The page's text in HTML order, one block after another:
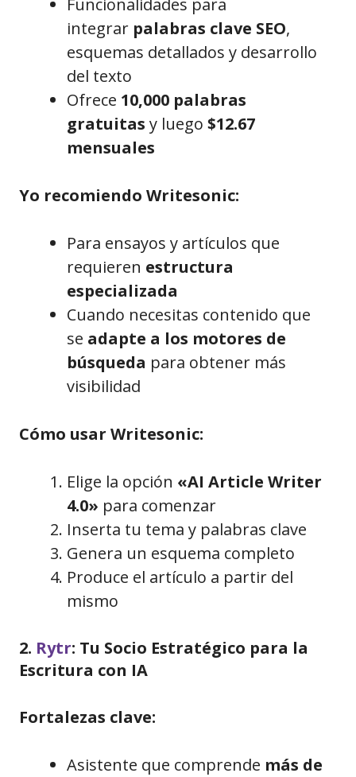
Funcionalidades para
integrar palabras clave SEO,
esquemas detallados y desarrollo
del texto
Ofrece 10,000 palabras
gratuitas y luego $12.67
mensuales
Yo recomiendo Writesonic:
Para ensayos y artículos que
requieren estructura
especializada
Cuando necesitas contenido que
se adapte a los motores de
búsqueda para obtener más
visibilidad
Cómo usar Writesonic:
Elige la opción «AI Article Writer
4.0» para comenzar
Inserta tu tema y palabras clave
Genera un esquema completo
Produce el artículo a partir del
mismo
2. Rytr: Tu Socio Estratégico para la
Escritura con IA
Fortalezas clave:
Asistente que comprende más de